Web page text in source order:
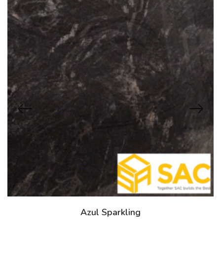
Azul Sparkling